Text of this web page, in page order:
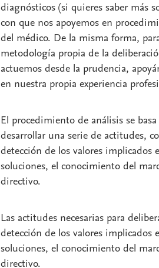
diagnósticos (si quieres saber más
con que nos apoyemos en
del médico. De la misma forma,
metodología propia de la
actuemos desde la prudencia,
en nuestra propia experiencia
El procedimiento de análisis se
desarrollar una serie de actitudes,
detección de los valores implicados
soluciones, el conocimiento del
directivo.
Las actitudes necesarias para
detección de los valores implicados
soluciones, el conocimiento del
directivo.